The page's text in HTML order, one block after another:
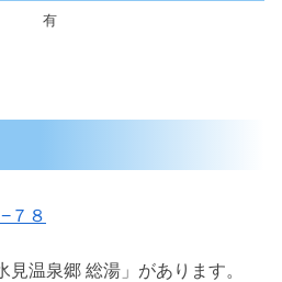
有
７８
温泉郷 総湯」があります。